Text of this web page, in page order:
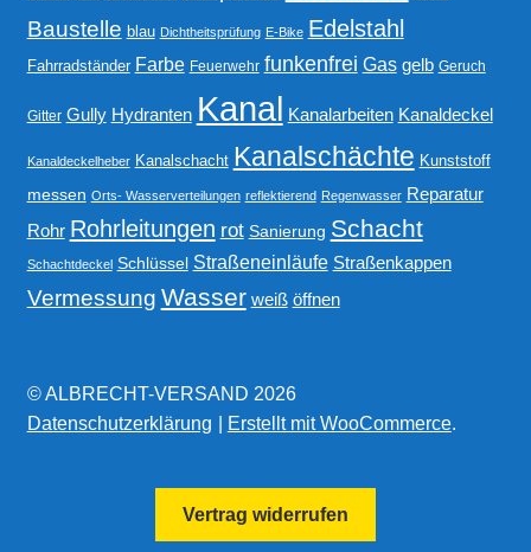
Baustelle blau Dichtheitsprüfung E-Bike Edelstahl
Fahrradständer Farbe Feuerwehr funkenfrei Gas gelb Geruch
Gitter Gully Hydranten Kanal Kanalarbeiten Kanaldeckel
Kanaldeckelheber Kanalschacht Kanalschächte Kunststoff
messen Orts- Wasserverteilungen reflektierend Regenwasser Reparatur
Rohr Rohrleitungen rot Sanierung Schacht
Schachtdeckel Schlüssel Straßeneinläufe Straßenkappen
Vermessung Wasser weiß öffnen
© ALBRECHT-VERSAND 2026
Datenschutzerklärung
Erstellt mit WooCommerce.
Vertrag widerrufen